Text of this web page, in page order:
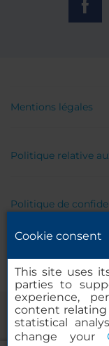
Mentions légales
Politique relative
Politique de
Cookie consent
This site uses
parties to
experience,
content
statistical
change your